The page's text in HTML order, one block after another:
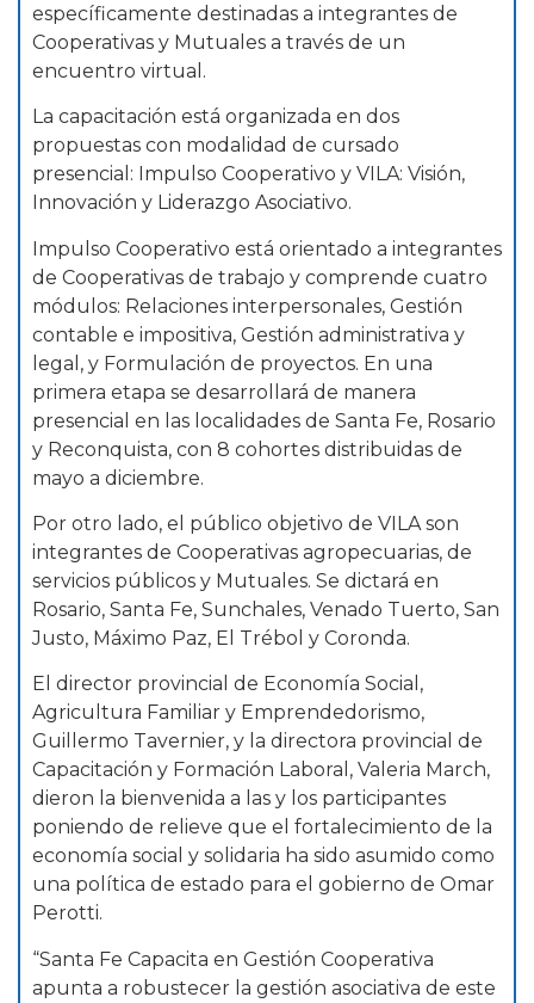
específicamente destinadas a integrantes de
Cooperativas y Mutuales a través de un
encuentro virtual.
La capacitación está organizada en dos
propuestas con modalidad de cursado
presencial: Impulso Cooperativo y VILA: Visión,
Innovación y Liderazgo Asociativo.
Impulso Cooperativo está orientado a integrantes
de Cooperativas de trabajo y comprende cuatro
módulos: Relaciones interpersonales, Gestión
contable e impositiva, Gestión administrativa y
legal, y Formulación de proyectos. En una
primera etapa se desarrollará de manera
presencial en las localidades de Santa Fe, Rosario
y Reconquista, con 8 cohortes distribuidas de
mayo a diciembre.
Por otro lado, el público objetivo de VILA son
integrantes de Cooperativas agropecuarias, de
servicios públicos y Mutuales. Se dictará en
Rosario, Santa Fe, Sunchales, Venado Tuerto, San
Justo, Máximo Paz, El Trébol y Coronda.
El director provincial de Economía Social,
Agricultura Familiar y Emprendedorismo,
Guillermo Tavernier, y la directora provincial de
Capacitación y Formación Laboral, Valeria March,
dieron la bienvenida a las y los participantes
poniendo de relieve que el fortalecimiento de la
economía social y solidaria ha sido asumido como
una política de estado para el gobierno de Omar
Perotti.
“Santa Fe Capacita en Gestión Cooperativa
apunta a robustecer la gestión asociativa de este